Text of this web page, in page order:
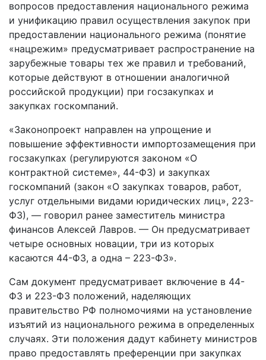
вопросов предоставления национального режима
и унификацию правил осуществления закупок при
предоставлении национального режима (понятие
«нацрежим» предусматривает распространение на
зарубежные товары тех же правил и требований,
которые действуют в отношении аналогичной
российской продукции) при госзакупках и
закупках госкомпаний.
«Законопроект направлен на упрощение и
повышение эффективности импортозамещения при
госзакупках (регулируются законом «О
контрактной системе», 44-ФЗ) и закупках
госкомпаний (закон «О закупках товаров, работ,
услуг отдельными видами юридических лиц», 223-
ФЗ), — говорил ранее заместитель министра
финансов Алексей Лавров. — Он предусматривает
четыре основных новации, три из которых
касаются 44-ФЗ, а одна – 223-ФЗ».
Сам документ предусматривает включение в 44-
ФЗ и 223-ФЗ положений, наделяющих
правительство РФ полномочиями на установление
изъятий из национального режима в определенных
случаях. Эти положения дадут кабинету министров
право предоставлять преференции при закупках